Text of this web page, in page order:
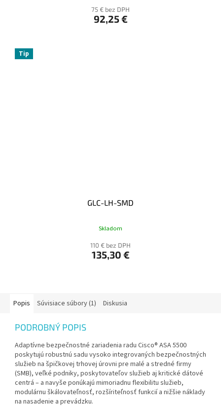
75 € bez DPH
92,25 €
Tip
GLC-LH-SMD
Skladom
110 € bez DPH
135,30 €
Popis Súvisiace súbory (1) Diskusia
PODROBNÝ POPIS
Adaptívne bezpečnostné zariadenia radu Cisco® ASA 5500
poskytujú robustnú sadu vysoko integrovaných bezpečnostných
služieb na špičkovej trhovej úrovni pre malé a stredné firmy
(SMB), veľké podniky, poskytovateľov služieb aj kritické dátové
centrá – a navyše ponúkajú mimoriadnu flexibilitu služieb,
modulárnu škálovateľnosť, rozšíriteľnosť funkcií a nižšie náklady
na nasadenie a prevádzku.